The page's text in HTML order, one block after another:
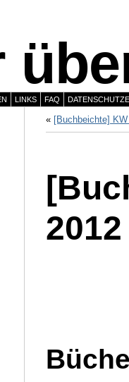
LINKS FAQ
« [Buchbeichte]
2012